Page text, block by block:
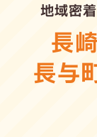
地域密
長
長与